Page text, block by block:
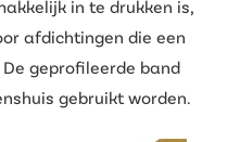
in te drukken is,
afdichtingen die een
geprofileerde band
gebruikt worden.